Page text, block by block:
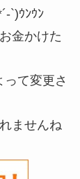
`)ｳﾝｳﾝ
金かけた
て変更さ
ませんね